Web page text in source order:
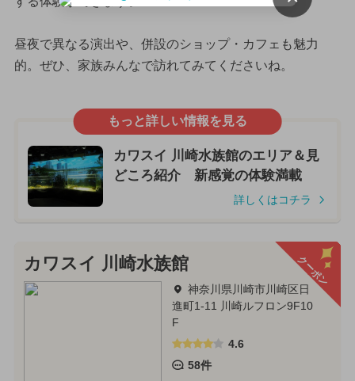
昼夜で異なる演出や、併設のショップ・カフェも魅力
的。ぜひ、家族みんなで訪れてみてくださいね。
もっと詳しい情報を見る
カワスイ 川崎水族館のエリア＆見
どころ紹介 新感覚の体験満載
詳しくはコチラ
クーポン
カワスイ 川崎水族館
神奈川県川崎市川崎区日
進町1-11 川崎ルフロン9F10
F
4.6
58件